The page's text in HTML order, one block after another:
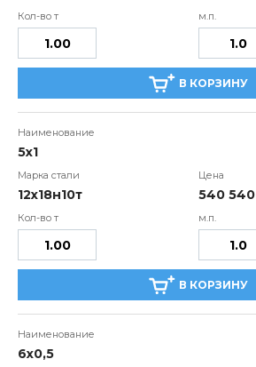
В КОРЗИНУ
5х1
12х18н10т 540 540
В КОРЗИНУ
6х0,5